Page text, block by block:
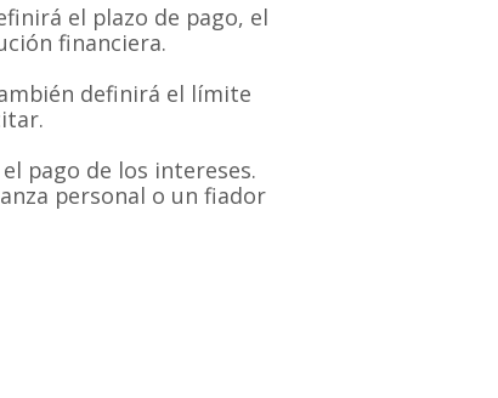
el plazo de pago, el
financiera.
definirá el límite
pago de los intereses.
personal o un fiador